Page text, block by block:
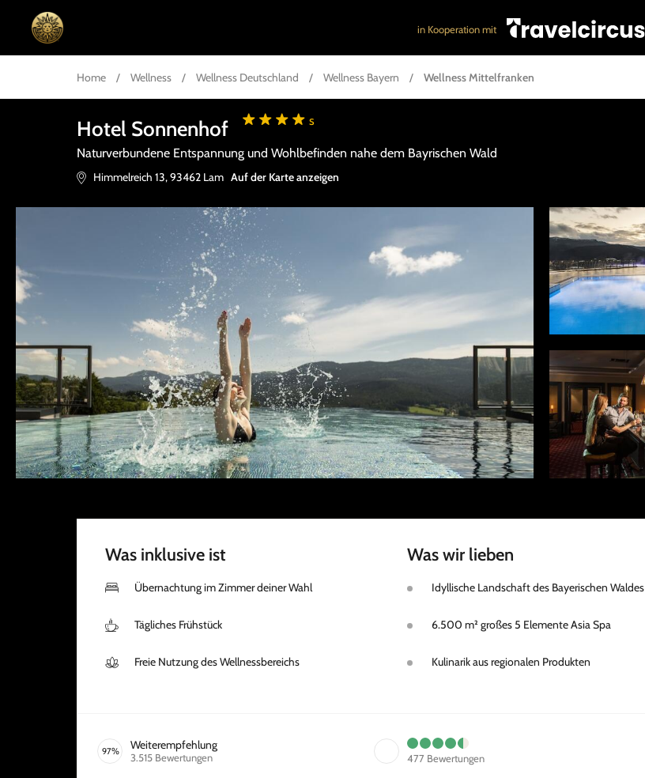
in Kooperation mit
Home / Wellness / Wellness Deutschland / Wellness Bayern / Wellness Mittelfranken
Hotel Sonnenhof s
Naturverbundene Entspannung und Wohlbefinden nahe dem Bayrischen Wald
Himmelreich 13,93462 Lam Auf der Karte anzeigen
Was inklusive ist
Übernachtung im Zimmer deiner Wahl
Tägliches Frühstück
Freie Nutzung des Wellnessbereichs
Was wir lieben
Idyllische Landschaft des Bayerischen Waldes
6.500 m² großes 5 Elemente Asia Spa
Kulinarik aus regionalen Produkten
97% Weiterempfehlung
3.515 Bewertungen 477 Bewertungen